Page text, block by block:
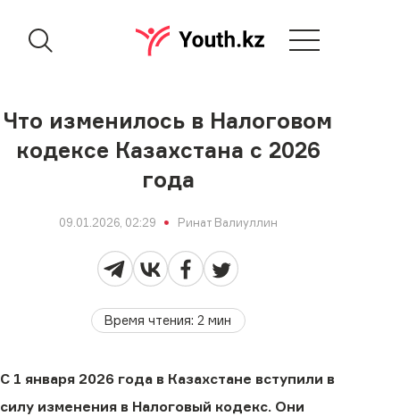
Что изменилось в Налоговом
кодексе Казахстана с 2026
года
09.01.2026, 02:29 Ринат Валиуллин
Время чтения:2 мин
С 1 января 2026 года в Казахстане вступили в
силу изменения в Налоговый кодекс. Они